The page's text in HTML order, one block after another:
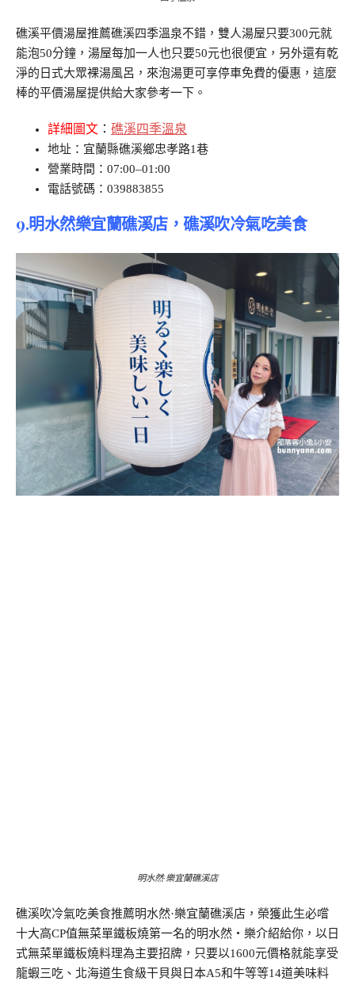
礁溪平價湯屋推薦礁溪四季溫泉不錯，雙人湯屋只要300元就
能泡50分鐘，湯屋每加一人也只要50元也很便宜，另外還有乾
淨的日式大眾裸湯風呂，來泡湯更可享停車免費的優惠，這麼
棒的平價湯屋提供給大家參考一下。
詳細圖文 ： 礁溪四季溫泉
地址：宜蘭縣礁溪鄉忠孝路1巷
營業時間：07:00–01:00
電話號碼：039883855
9.明水然樂宜蘭礁溪店，礁溪吹冷氣吃美食
明水然·樂宜蘭礁溪店
礁溪吹冷氣吃美食推薦明水然·樂宜蘭礁溪店，榮獲此生必嚐
十大高CP值無菜單鐵板燒第一名的明水然・樂介紹給你，以日
式無菜單鐵板燒料理為主要招牌，只要以1600元價格就能享受
龍蝦三吃、北海道生食級干貝與日本A5和牛等等14道美味料